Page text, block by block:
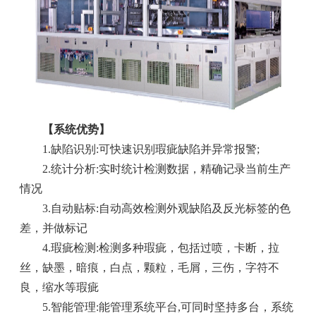
【系统优势】
1.缺陷识别:可快速识别瑕疵缺陷并异常报警;
2.统计分析:实时统计检测数据，精确记录当前生产
情况
3.自动贴标:自动高效检测外观缺陷及反光标签的色
差，并做标记
4.瑕疵检测:检测多种瑕疵，包括过喷，卡断，拉
丝，缺墨，暗痕，白点，颗粒，毛屑，三伤，字符不
良，缩水等瑕疵
5.智能管理:能管理系统平台,可同时坚持多台，系统